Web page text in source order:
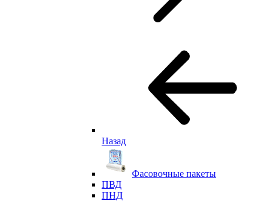
Назад
Фасовочные пакеты
ПВД
ПНД